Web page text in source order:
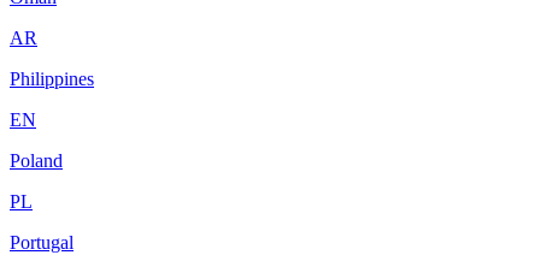
AR
Philippines
EN
Poland
PL
Portugal